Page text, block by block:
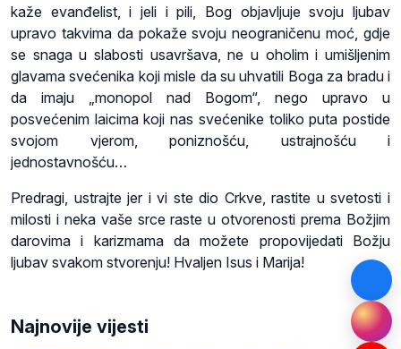
kaže evanđelist, i jeli i pili, Bog objavljuje svoju ljubav
upravo takvima da pokaže svoju neograničenu moć, gdje
se snaga u slabosti usavršava, ne u oholim i umišljenim
glavama svećenika koji misle da su uhvatili Boga za bradu i
da imaju „monopol nad Bogom“, nego upravo u
posvećenim laicima koji nas svećenike toliko puta postide
svojom vjerom, poniznošću, ustrajnošću i
jednostavnošću…
Predragi, ustrajte jer i vi ste dio Crkve, rastite u svetosti i
milosti i neka vaše srce raste u otvorenosti prema Božjim
darovima i karizmama da možete propovijedati Božju
ljubav svakom stvorenju! Hvaljen Isus i Marija!
Najnovije vijesti